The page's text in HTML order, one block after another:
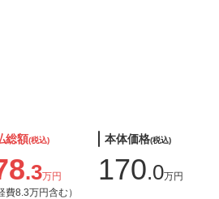
総額(税込)
.3万円
費8.3万円含む）
本体価格(税込)
170.0万円